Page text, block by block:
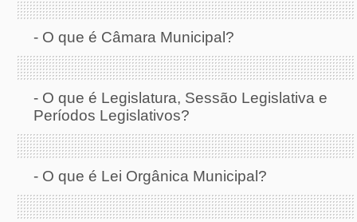
- O que é Câmara Municipal?
- O que é Legislatura, Sessão Legislativa e
Períodos Legislativos?
- O que é Lei Orgânica Municipal?